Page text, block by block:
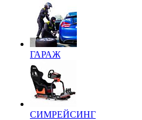
ГАРАЖ
СИМРЕЙСИНГ